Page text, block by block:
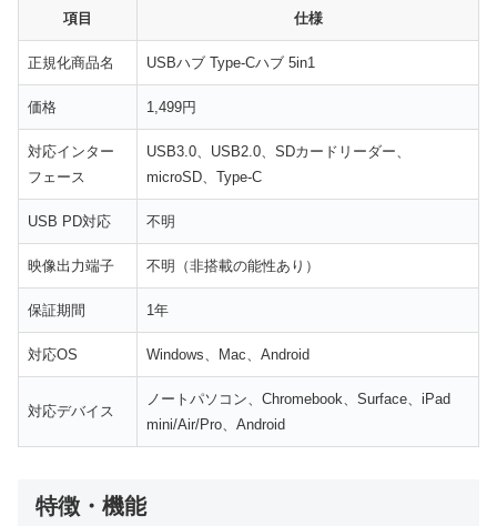
項目 仕様
正規化商品名 USBハブ Type-Cハブ 5in1
価格 1,499円
対応インター
フェース
USB3.0、USB2.0、SDカードリーダー、
microSD、Type-C
USB PD対応 不明
映像出力端子 不明（非搭載の能性あり）
保証期間 1年
対応OS Windows、Mac、Android
対応デバイス
ノートパソコン、Chromebook、Surface、iPad
mini/Air/Pro、Android
特徴・機能